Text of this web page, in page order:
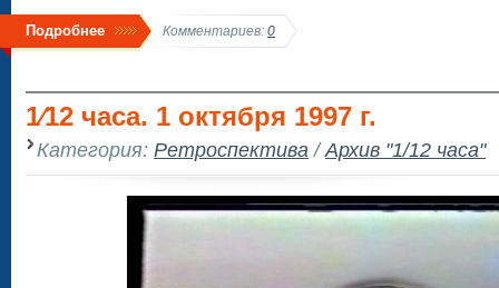
Подробнее Комментариев: 0
1⁄12 часа. 1 октября 1997 г.
Категория: Ретроспектива /Архив "1/12 часа"